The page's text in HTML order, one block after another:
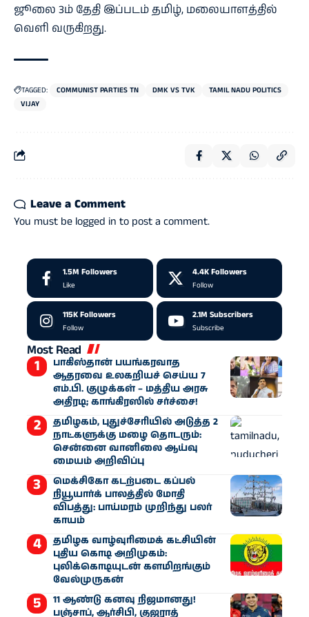
ஜூலை 3ம் தேதி இப்​படம் தமிழ், மலையாளத்​தில்
வெளி வரு​கிறது.
TAGGED: COMMUNIST PARTIES TN DMK VS TVK
TAMIL NADU POLITICS
VIJAY
Leave a Comment
You must be logged in to post a comment.
1.5M Followers
Like
4.4K Followers
Follow
115KFollowers
Follow
2.1M Subscribers
Subscribe
Most Read
பாகிஸ்தான் பயங்கரவாத
ஆதரவை உலகறியச் செய்ய 7
எம்.பி. குழுக்கள் – மத்திய அரசு
அதிரடி; காங்கிரஸில் சர்ச்சை!
தமிழகம், புதுச்சேரியில் அடுத்த 2
நாட்களுக்கு மழை தொடரும்:
சென்னை வானிலை ஆய்வு
மையம் அறிவிப்பு
மெக்சிகோ கடற்படை கப்பல்
நியூயார்க் பாலத்தில் மோதி
விபத்து: பாய்மரம் முறிந்து பலர்
காயம்
தமிழக வாழ்வுரிமைக் கட்சியின்
புதிய கொடி அறிமுகம்:
புலிக்கொடியுடன் களமிறங்கும்
வேல்முருகன்
11 ஆண்டு கனவு நிஜமானது!
பஞ்சாப், ஆர்சிபி, குஜராத்